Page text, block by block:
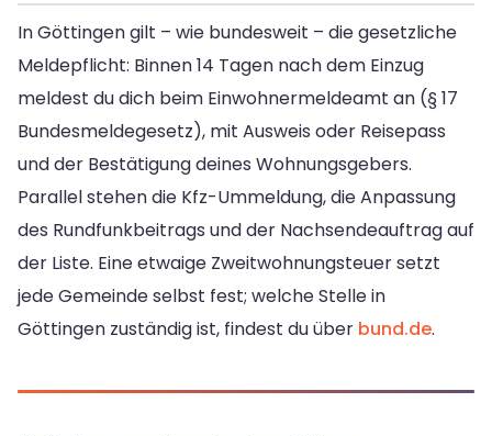
In Göttingen gilt – wie bundesweit – die gesetzliche
Meldepflicht: Binnen 14 Tagen nach dem Einzug
meldest du dich beim Einwohnermeldeamt an (§ 17
Bundesmeldegesetz), mit Ausweis oder Reisepass
und der Bestätigung deines Wohnungsgebers.
Parallel stehen die Kfz-Ummeldung, die Anpassung
des Rundfunkbeitrags und der Nachsendeauftrag auf
der Liste. Eine etwaige Zweitwohnungsteuer setzt
jede Gemeinde selbst fest; welche Stelle in
Göttingen zuständig ist, findest du über bund.de.